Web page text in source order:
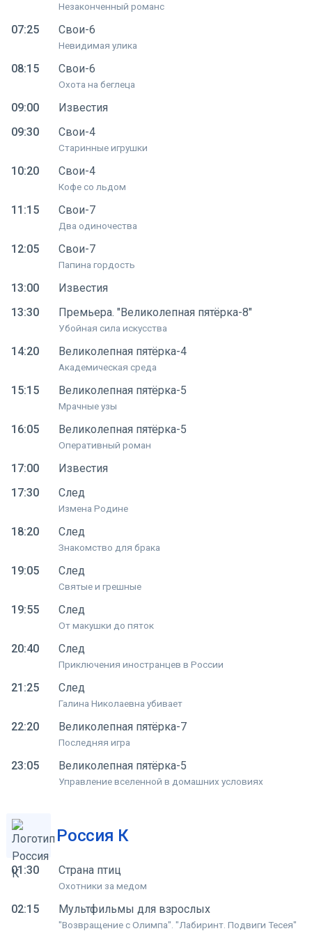
Незаконченный романс
07:25 Свои-6
Невидимая улика
08:15 Свои-6
Охота на беглеца
09:00
Известия
09:30
Свои-4
Старинные игрушки
10:20 Свои-4
Кофе со льдом
11:15 Свои-7
Два одиночества
12:05 Свои-7
Папина гордость
13:00
Известия
13:30
Премьера. "Великолепная пятёрка-8"
Убойная сила искусства
14:20 Великолепная пятёрка-4
Академическая среда
15:15 Великолепная пятёрка-5
Мрачные узы
16:05 Великолепная пятёрка-5
Оперативный роман
17:00
Известия
17:30
След
Измена Родине
18:20 След
Знакомство для брака
19:05 След
Святые и грешные
19:55 След
От макушки до пяток
20:40 След
Приключения иностранцев в России
21:25 След
Галина Николаевна убивает
22:20 Великолепная пятёрка-7
Последняя игра
23:05 Великолепная пятёрка-5
Управление вселенной в домашних условиях
Россия К
01:30 Страна птиц
Охотники за медом
02:15 Мультфильмы для взрослых
"Возвращение с Олимпа". "Лабиринт. Подвиги Тесея"